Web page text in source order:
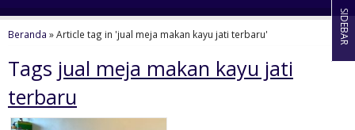
Beranda »Article tag in 'jual meja makan kayu jati terbaru'
Tags jual meja makan kayu jati
terbaru
SIDEBAR